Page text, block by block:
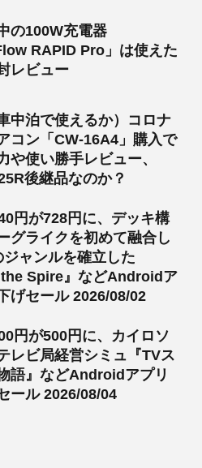
の100W充電器
RAPID Pro」は使えた
レビュー
中泊で使えるか）コロナ
コン「CW-16A4」購入で
や使い勝手レビュー、
後継品なのか？
円が728円に、デッキ構
グライクを初めて融合し
ジャンルを確立した
the Spire』などAndroidア
げセール 2026/08/02
円が500円に、カイロソ
レビ局経営シミュ『TVス
語』などAndroidアプリ
ール 2026/08/04